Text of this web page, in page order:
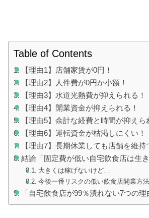
Table of Contents
【理由1】店舗家賃が0円！
【理由2】人件費が0円か小額！
【理由3】水道光熱費が抑えられる！
【理由4】開業資金が抑えられる！
【理由5】余計な経費と時間が抑えら
【理由6】運転資金が枯渇しにくい！
【理由7】長期休業しても店舗を維持
結論「固定費が低い自宅飲食店は生き
大きくは稼げないけど…
今後一番リスクの低い飲食店開業方
「自宅飲食店が99％潰れない7つの